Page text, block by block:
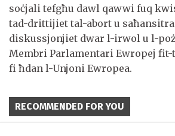
soċjali tefgħu dawl qawwi fuq
tad-drittijiet tal-abort u saħansitra
diskussjonjiet dwar l-irwol u l-
Membri Parlamentari Ewropej
fi ħdan l-Unjoni Ewropea.
RECOMMENDED FOR YOU